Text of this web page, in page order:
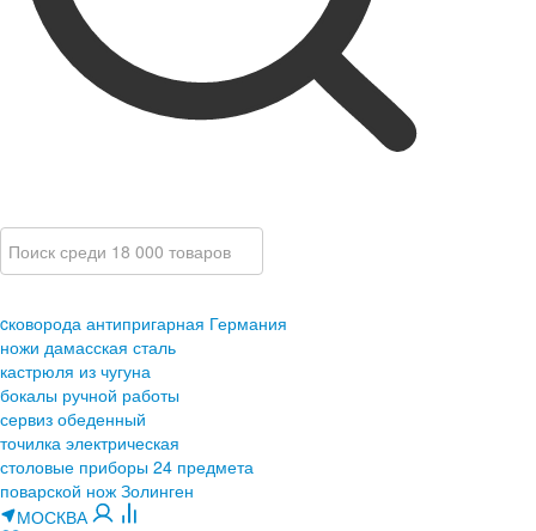
cковорода антипригарная Германия
ножи дамасская сталь
кастрюля из чугуна
бокалы ручной работы
сервиз обеденный
точилка электрическая
столовые приборы 24 предмета
поварской нож Золинген
МОСКВА